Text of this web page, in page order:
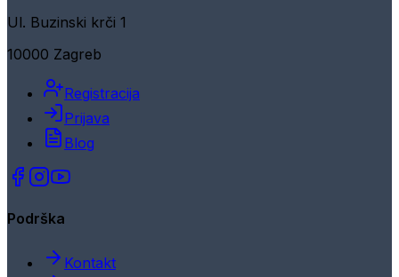
Ul. Buzinski krči 1
10000 Zagreb
Registracija
Prijava
Blog
Podrška
Kontakt